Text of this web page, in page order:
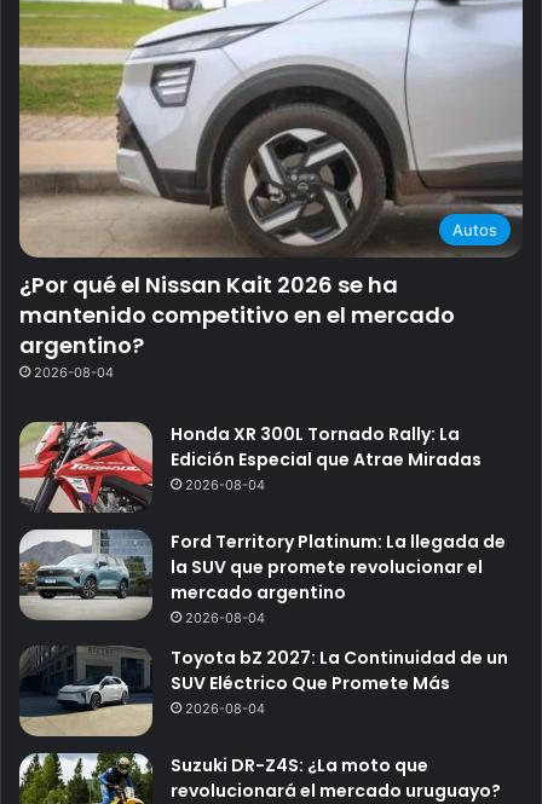
Autos
¿Por qué el Nissan Kait 2026 se ha
mantenido competitivo en el mercado
argentino?
2026-08-04
Honda XR 300L Tornado Rally: La
Edición Especial que Atrae Miradas
2026-08-04
Ford Territory Platinum: La llegada de
la SUV que promete revolucionar el
mercado argentino
2026-08-04
Toyota bZ 2027: La Continuidad de un
SUV Eléctrico Que Promete Más
2026-08-04
Suzuki DR-Z4S: ¿La moto que
revolucionará el mercado uruguayo?